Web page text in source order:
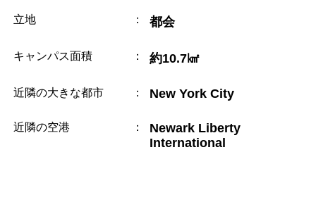
立地 ： 都会
キャンパス面積 ： 約10.7㎢
近隣の大きな都市 ： New York City
近隣の空港 ：
Newark Liberty
International